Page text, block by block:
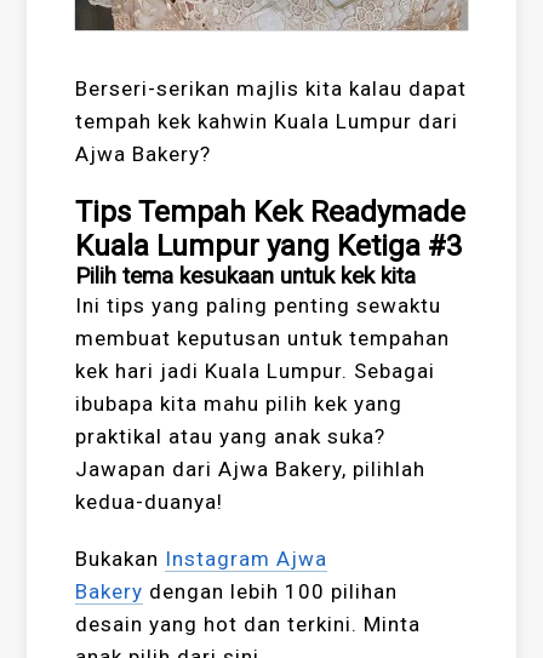
Berseri-serikan majlis kita kalau dapat
tempah kek kahwin Kuala Lumpur dari
Ajwa Bakery?
Tips Tempah Kek Readymade
Kuala Lumpur yang Ketiga #3
Pilih tema kesukaan untuk kek kita
Ini tips yang paling penting sewaktu
membuat keputusan untuk tempahan
kek hari jadi Kuala Lumpur. Sebagai
ibubapa kita mahu pilih kek yang
praktikal atau yang anak suka?
Jawapan dari Ajwa Bakery, pilihlah
kedua-duanya!
Bukakan Instagram Ajwa
Bakery dengan lebih 100 pilihan
desain yang hot dan terkini. Minta